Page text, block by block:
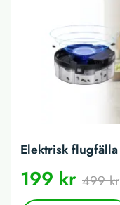
Elektrisk flugfälla
199 kr 499 kr